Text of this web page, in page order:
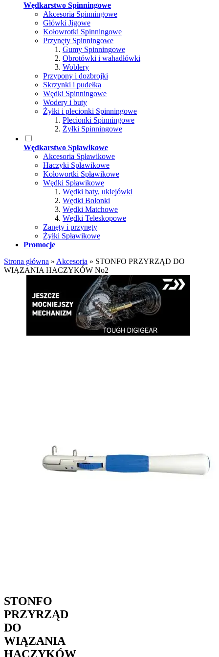
Wędkarstwo Spinningowe
Akcesoria Spinningowe
Główki Jigowe
Kołowrotki Spinningowe
Przynęty Spinningowe
Gumy Spinningowe
Obrotówki i wahadłówki
Woblery
Przypony i dozbrojki
Skrzynki i pudełka
Wędki Spinningowe
Wodery i buty
Żyłki i plecionki Spinningowe
Plecionki Spinningowe
Żyłki Spinningowe
Wędkarstwo Spławikowe
Akcesoria Spławikowe
Haczyki Spławikowe
Kołowortki Spławikowe
Wędki Spławikowe
Wędki baty, uklejówki
Wędki Bolonki
Wędki Matchowe
Wędki Teleskopowe
Zanęty i przynęty
Żyłki Spławikowe
Promocje
Strona główna » Akcesoria » STONFO PRZYRZĄD DO
WIĄZANIA HACZYKÓW No2
STONFO
PRZYRZĄD
DO
WIĄZANIA
HACZYKÓW